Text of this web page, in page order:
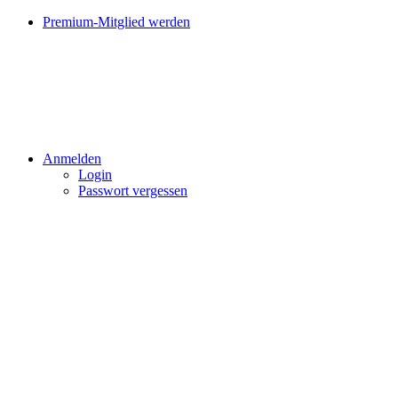
Premium-Mitglied werden
Anmelden
Login
Passwort vergessen